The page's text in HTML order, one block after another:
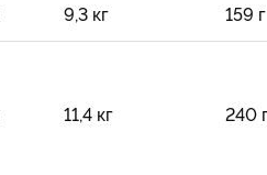
9,3 кг 159 г
11,4 кг 240